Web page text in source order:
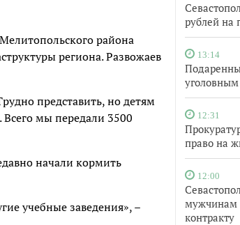
рублей на
13:14
12:31
право на
12:00
мужчинам
контракту
района
региона. Развожаев
представить, но детям
Всего мы передали 3500
начали кормить
учебные заведения», –